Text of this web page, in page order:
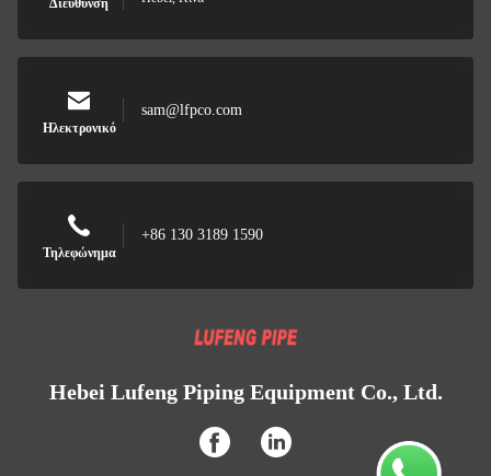
Διεύθυνση
Ηλεκτρονικό
sam@lfpco.com
Τηλεφώνημα
+86 130 3189 1590
Hebei Lufeng Piping Equipment Co., Ltd.